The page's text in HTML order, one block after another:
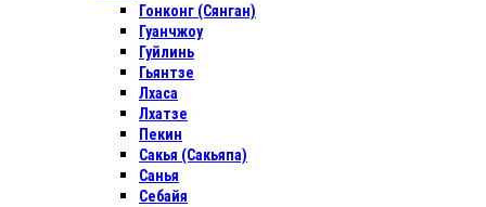
Гонконг (Сянган)
Гуанчжоу
Гуйлинь
Гьянтзе
Лхаса
Лхатзе
Пекин
Сакья (Сакьяпа)
Санья
Себайя